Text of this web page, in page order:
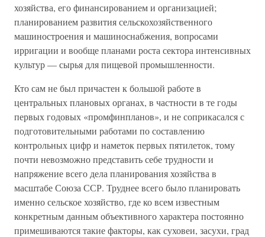
хозяйства, его финансированием и организацией;
планированием развития сельскохозяйственного
машиностроения и машиноснабжения, вопросами
ирригации и вообще планами роста сектора интенсивных
культур — сырья для пищевой промышленности.
Кто сам не был причастен к большой работе в
центральных плановых органах, в частности в те годы
первых годовых «промфинпланов», и не соприкасался с
подготовительными работами по составлению
контрольных цифр и наметок первых пятилеток, тому
почти невозможно представить себе трудности и
напряжение всего дела планирования хозяйства в
масштабе Союза ССР. Труднее всего было планировать
именно сельское хозяйство, где ко всем известным
конкретным данным объективного характера постоянно
примешиваются такие факторы, как суховеи, засухи, град